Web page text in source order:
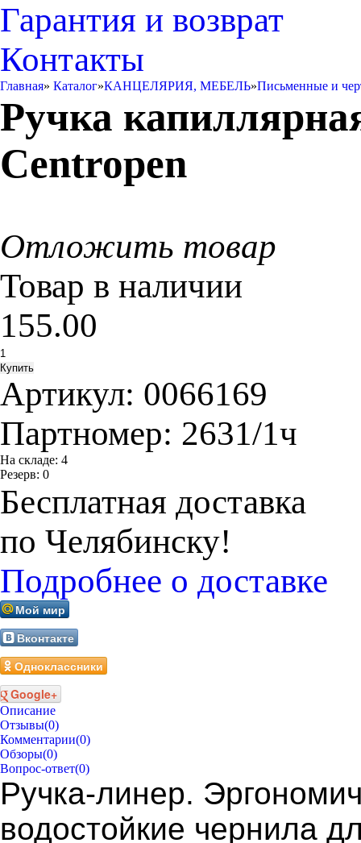
Гарантия и возврат
Контакты
Главная» Каталог»КАНЦЕЛЯРИЯ, МЕБЕЛЬ»Письменные и
Ручка
Centropen
Отложить товар
Товар в наличии
155.00
Артикул: 0066169
Партномер: 2631/1ч
На складе: 4
Резерв: 0
Бесплатная доставка
по Челябинску!
Подробнее о доставке
Мой мир
Вконтакте
Одноклассники
Google+
Описание
Отзывы(0)
Комментарии(0)
Обзоры(0)
Вопрос-ответ(0)
Ручка-линер.
водостойкие чернила